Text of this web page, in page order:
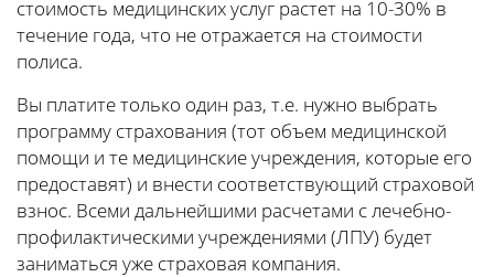
стоимость медицинских услуг растет на 10-30% в
течение года, что не отражается на стоимости
полиса.
Вы платите только один раз, т.е. нужно выбрать
программу страхования (тот объем медицинской
помощи и те медицинские учреждения, которые его
предоставят) и внести соответствующий страховой
взнос. Всеми дальнейшими расчетами с лечебно-
профилактическими учреждениями (ЛПУ) будет
заниматься уже страховая компания.